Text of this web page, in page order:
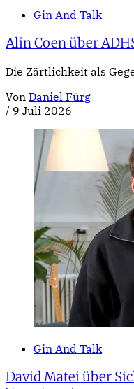
Gin And Talk
Alin Coen über
Die Zärtlichkeit als
Von Daniel Fürg
/ 9 Juli 2026
Gin And Talk
David Matei über